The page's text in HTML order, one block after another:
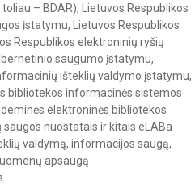
– BDAR), Lietuvos Respublikos
įstatymu, Lietuvos Respublikos
Respublikos elektroninių ryšių
saugumo įstatymu,
išteklių valdymo įstatymu,
bibliotekos informacinės sistemos
elektroninės bibliotekos
nuostatais ir kitais eLABa
valdymą, informacijos saugą,
apsaugą